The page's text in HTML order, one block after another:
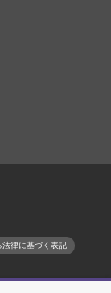
律に基づく表記